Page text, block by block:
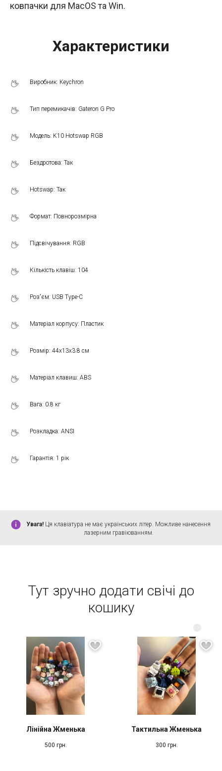
ковпачки для MacOS та Win.
Характеристики
Виробник: Keychron
Тип перемикачів: Gateron G Pro
Модель: K10 Hotswap RGB
Бездротова: Так
Hotswap: Так
Формат: Повнорозмірна
Підсвічування: RGB
Кількість клавіш: 104
Роз'єм: USB Type-C
Матеріал корпусу: Пластик
Розмір: 44x13x3.8 см
Матеріал клавиш: ABS
Вага: 0.8 кг
Розкладка: ANSI
Гарантія: 1 рік
Увага! Ця клавіатура не має українських літер. Можливе нанесення
лазерним гравіюванням.
Тут зручно додати свічі до
кошику
Лінійна Жменька
500 грн.
Тактильна Жменька
300 грн.